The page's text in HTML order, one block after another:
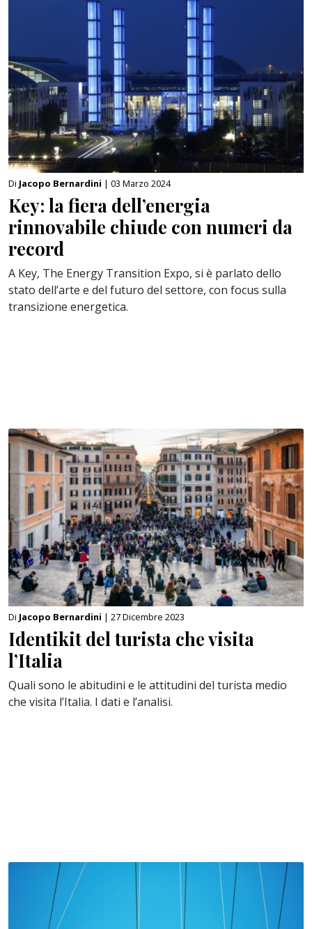
Di Jacopo Bernardini | 03 Marzo 2024
Key: la fiera dell’energia
rinnovabile chiude con numeri da
record
A Key, The Energy Transition Expo, si è parlato dello
stato dell’arte e del futuro del settore, con focus sulla
transizione energetica.
Di Jacopo Bernardini | 27 Dicembre 2023
Identikit del turista che visita
l’Italia
Quali sono le abitudini e le attitudini del turista medio
che visita l’Italia. I dati e l’analisi.